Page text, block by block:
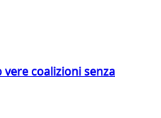
coalizioni senza